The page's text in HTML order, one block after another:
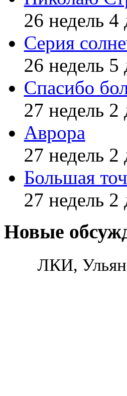
26 недель 4
Серия
26 недель 5
Спасибо
27 недель 2
Аврора
27 недель 2
Большая
27 недель 2
Новые
ЛКИ,